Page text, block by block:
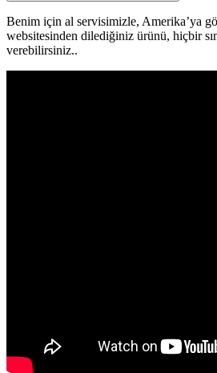
Benim için al servisimizle, Amerika’ya
websitesinden dilediğiniz ürünü, hiçbir
verebilirsiniz..